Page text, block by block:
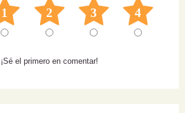
1 2 3 4
¡Sé el primero en comentar!